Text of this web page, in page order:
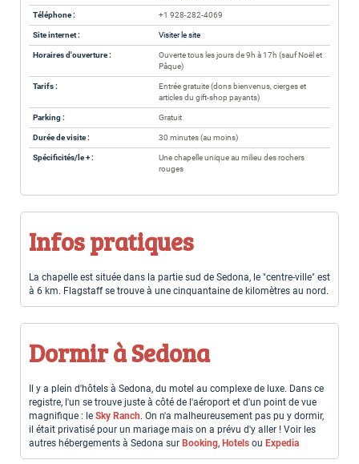
Téléphone : +1 928-282-4069
Site internet : Visiter le site
Horaires d'ouverture :
Ouverte tous les jours de 9h à 17h (sauf Noël et
Pâque)
Tarifs :
Entrée gratuite (dons bienvenus, cierges et
articles du gift-shop payants)
Parking : Gratuit
Durée de visite : 30 minutes (au moins)
Spécificités/le + :
Une chapelle unique au milieu des rochers
rouges
Infos pratiques
La chapelle est située dans la partie sud de Sedona, le "centre-ville" est
à 6 km. Flagstaff se trouve à une cinquantaine de kilomètres au nord.
Dormir à Sedona
Il y a plein d'hôtels à Sedona, du motel au complexe de luxe. Dans ce
registre, l'un se trouve juste à côté de l'aéroport et d'un point de vue
magnifique : le Sky Ranch. On n'a malheureusement pas pu y dormir,
il était privatisé pour un mariage mais on a prévu d'y aller ! Voir les
autres hébergements à Sedona sur Booking, Hotels ou Expedia